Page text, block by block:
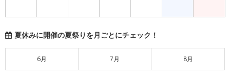
夏休みに開催の夏祭りを月ごとにチェック！
6月 7月 8月